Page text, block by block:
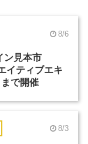
8/6
ン見本市
イティブエキ
で開催
8/3